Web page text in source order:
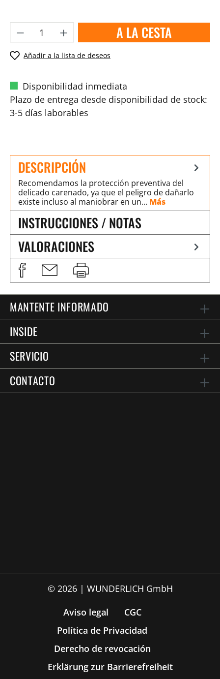
A LA CESTA
Añadir a la lista de deseos
Disponibilidad inmediata
Plazo de entrega desde disponibilidad de stock:
3-5 días laborables
DESCRIPCIÓN
Recomendamos la protección preventiva del
delicado carenado, ya que el peligro de dañarlo
existe incluso al maniobrar en un… Más
INSTRUCCIONES / NOTAS
VALORACIONES
MANTENTE INFORMADO
INSIDE
SERVICIO
CONTACTO
© 2026 | WUNDERLICH GmbH
Aviso legal
CGC
Política de Privacidad
Derecho de revocación
Erklärung zur Barrierefreiheit